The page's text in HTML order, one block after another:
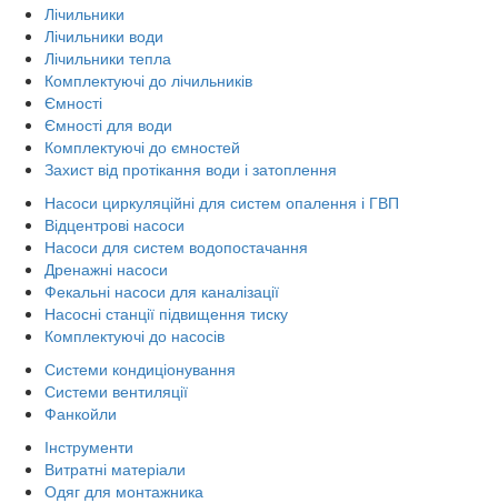
Лічильники
Лічильники води
Лічильники тепла
Комплектуючі до лічильників
Ємності
Ємності для води
Комплектуючі до ємностей
Захист від протікання води і затоплення
Насоси циркуляційні для систем опалення і ГВП
Відцентрові насоси
Насоси для систем водопостачання
Дренажні насоси
Фекальні насоси для каналізації
Насосні станції підвищення тиску
Комплектуючі до насосів
Системи кондиціонування
Системи вентиляції
Фанкойли
Інструменти
Витратні матеріали
Одяг для монтажника